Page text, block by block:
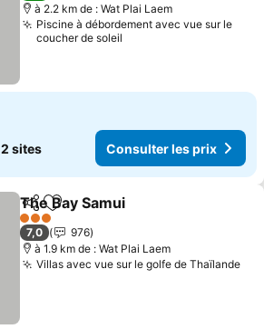
à 2.2 km de : Wat Plai Laem
Piscine à débordement avec vue sur le
coucher de soleil
2 sites Consulter les prix
PartagerAjouter à mes favoris
The Bay Samui
3 Étoiles
7,0
976
à 1.9 km de : Wat Plai Laem
Villas avec vue sur le golfe de Thaïlande